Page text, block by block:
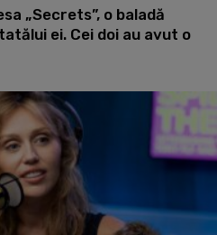
„Secrets”, o baladă
ei. Cei doi au avut o